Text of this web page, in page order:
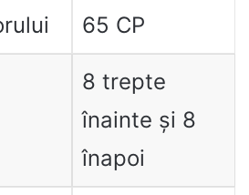
65 CP
8 trepte
înainte și 8
înapoi